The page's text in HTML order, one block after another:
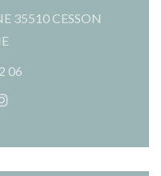
35510 CESSON
((opens in a new window))
06
((opens in a new
Instagram ((opens in a